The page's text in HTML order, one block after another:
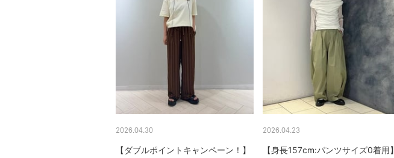
2026.04.30
【ダブルポイントキャンペーン！】
2026.04.23
【身長157cm:パンツサイズ0着用】